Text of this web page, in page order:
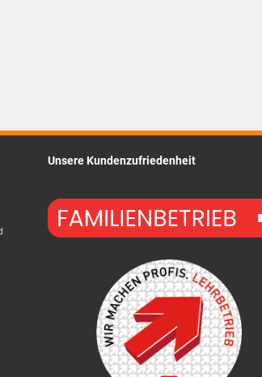
Unsere Kundenzufriedenheit